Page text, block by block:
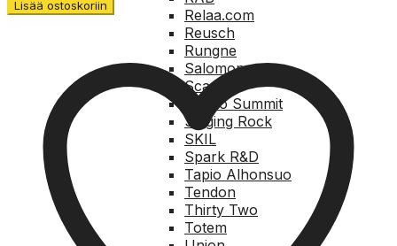
Relaa.com
Reusch
Rungne
Salomon
Scarpa
Sea to Summit
Singing Rock
SKIL
Spark R&D
Tapio Alhonsuo
Tendon
Thirty Two
Totem
Lisää ostoskoriin